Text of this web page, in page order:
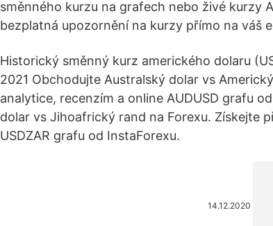
směnného kurzu na grafech nebo živé kurzy
bezplatná upozornění na kurzy přímo na váš
Historický směnný kurz amerického dolaru
2021 Obchodujte Australský dolar vs
analytice, recenzím a online AUDUSD grafu
dolar vs Jihoafrický rand na Forexu. Získejte
USDZAR grafu od InstaForexu.
14.12.2020